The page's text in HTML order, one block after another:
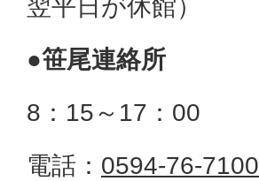
翌平日が休館）
●笹尾連絡所
8：15～17：00
電話： 0594-76-7100